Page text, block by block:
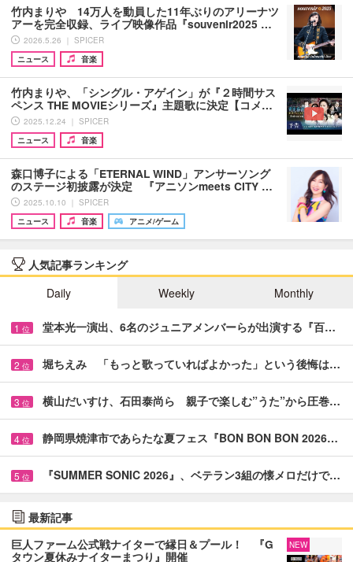
竹内まりや 14万人を動員した11年ぶりのアリーナツ
アーを完全収録、ライブ映像作品『souvenir2025 …
2026.5.26 ｜ SPICER
ニュース
音楽
竹内まりや、「シングル・アゲイン」が『２時間サス
ペンス THE MOVIEシリーズ』主題歌に決定【コメ…
2025.12.24 ｜ SPICER
ニュース
音楽
森口博子による「ETERNAL WIND」アンサーソング
のステージ初披露が決定 『アニソンmeets CITY …
2025.10.10 ｜ SPICER
ニュース
音楽 アニメ/ゲーム
人気記事ランキング
Daily
Weekly Monthly
1 位 堂本光一演出、6名のジュニアメンバーらが出演する『百…
2 位 堀ちえみ 「もっと歌っていればよかった」という後悔は…
3 位 横山だいすけ、石田泰尚ら 親子で楽しむ”うた”から圧巻…
4 位 静岡県焼津市であらたな夏フェス『BON BON BON 2026…
5 位 『SUMMER SONIC 2026』、ベテラン3組の懐メロだけで…
最新記事
巨人ファーム公式戦ナイターで縁日＆プール！ 『G
タウン夏休みナイターまつり』開催
NEW